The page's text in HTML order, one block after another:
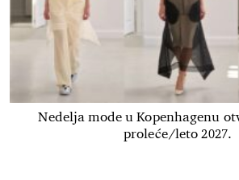
Nedelja mode u Kopenhagenu
proleće/leto 2027.